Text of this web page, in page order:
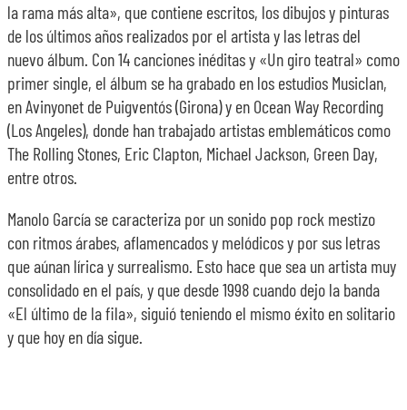
la rama más alta», que contiene escritos, los dibujos y pinturas
de los últimos años realizados por el artista y las letras del
nuevo álbum. Con 14 canciones inéditas y «Un giro teatral» como
primer single, el álbum se ha grabado en los estudios Musiclan,
en Avinyonet de Puigventós (Girona) y en Ocean Way Recording
(Los Angeles), donde han trabajado artistas emblemáticos como
The Rolling Stones, Eric Clapton, Michael Jackson, Green Day,
entre otros.
Manolo García se caracteriza por un sonido pop rock mestizo
con ritmos árabes, aflamencados y melódicos y por sus letras
que aúnan lírica y surrealismo. Esto hace que sea un artista muy
consolidado en el país, y que desde 1998 cuando dejo la banda
«El último de la fila», siguió teniendo el mismo éxito en solitario
y que hoy en día sigue.